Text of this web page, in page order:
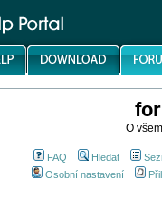
O
FAQ Hledat
Osobní nastavení